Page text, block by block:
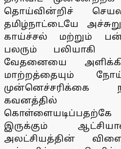
தொய்வின்றிச்
தமிழ்நாட்டையே
காய்ச்சல் மற்றும்
பலரும் பலியாகி
வேதனையை
மாற்றத்தையும்
முன்னெச்சரிக்கை
கவனத்தில்
இருக்கும்
அலட்சியத்தின்